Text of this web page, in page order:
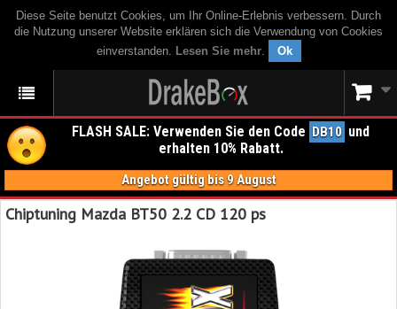
Diese Seite benutzt Cookies, um Ihr Online-Erlebnis verbessern. Durch
die Nutzung unserer Website erklären sich die Verwendung von Cookies
einverstanden. Lesen Sie mehr. Ok
FLASH SALE: Verwenden Sie den Code DB10 und
erhalten 10% Rabatt.
Angebot gültig bis 9 August
Chiptuning Mazda BT50 2.2 CD 120 ps